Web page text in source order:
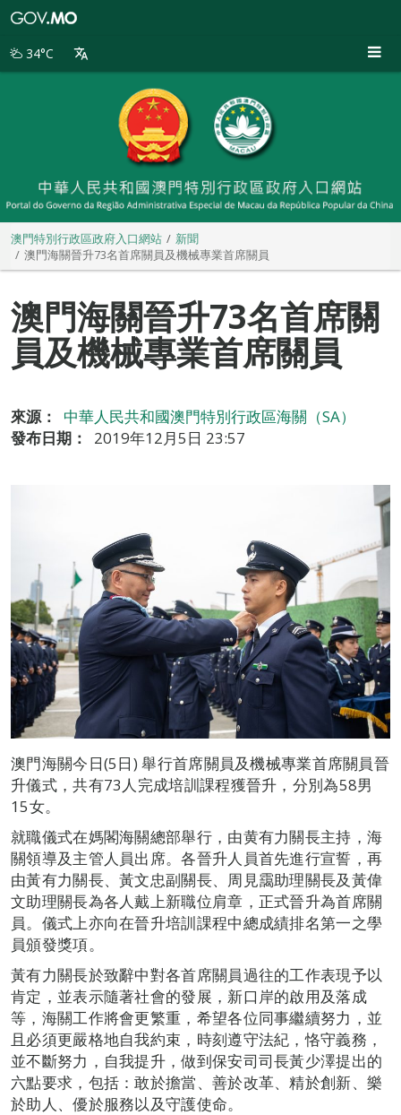
別
34°C
澳門特別行政區政府入口網站
新聞
澳門海關晉升73名首席關員及機械專業首席關員
澳門海關晉升73名首席關
員及機械專業首席關員
來源：
中華人民共和國澳門特別行政區海關（SA）
發布日期：
2019年12月5日 23:57
澳門海關今日(5日) 舉行首席關員及機械專業首席關員晉
升儀式，共有73人完成培訓課程獲晉升，分別為58男
15女。
就職儀式在媽閣海關總部舉行，由黄有力關長主持，海
關領導及主管人員出席。各晉升人員首先進行宣誓，再
由黃有力關長、黃文忠副關長、周見靄助理關長及黃偉
文助理關長為各人戴上新職位肩章，正式晉升為首席關
員。儀式上亦向在晉升培訓課程中總成績排名第一之學
員頒發獎項。
黃有力關長於致辭中對各首席關員過往的工作表現予以
肯定，並表示隨著社會的發展，新口岸的啟用及落成
等，海關工作將會更繁重，希望各位同事繼續努力，並
且必須更嚴格地自我約束，時刻遵守法紀，恪守義務，
並不斷努力，自我提升，做到保安司司長黃少澤提出的
六點要求，包括：敢於擔當、善於改革、精於創新、樂
於助人、優於服務以及守護使命。